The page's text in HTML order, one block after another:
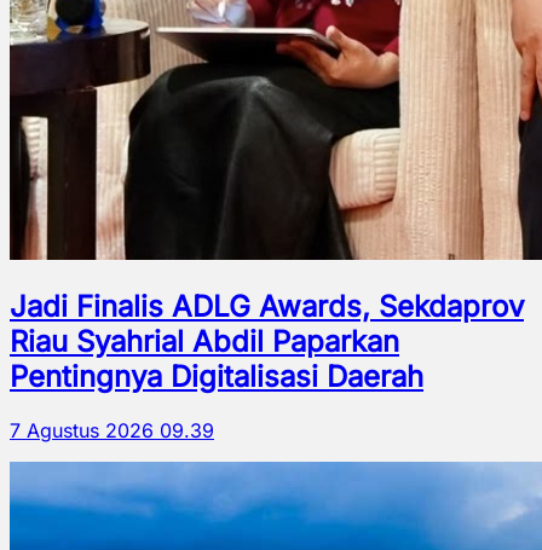
Jadi Finalis ADLG Awards, Sekdaprov
Riau Syahrial Abdil Paparkan
Pentingnya Digitalisasi Daerah
7 Agustus 2026 09.39